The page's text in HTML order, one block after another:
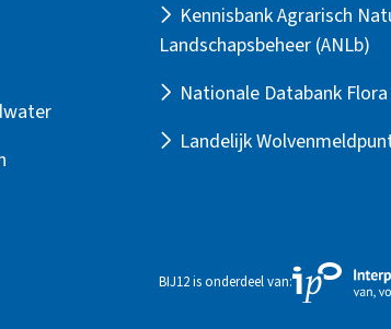
Kennisbank Agrarisch
Landschapsbeheer (ANLb)
Nationale Databank Flora
Landelijk
BIJ12 is onderdeel van: